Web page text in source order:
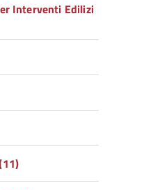
Interventi Edilizi